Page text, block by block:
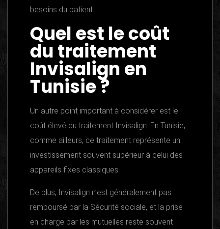
besoins du patient.
Quel est le coût
du traitement
Invisalign en
Tunisie ?
Un autre point important à considérer est le
coût élevé du traitement Invisalign. En Tunisie,
comme ailleurs, ce traitement représente un
investissement souvent supérieur à celui des
appareils fixes classiques.
De plus, Invisalign n’est généralement pas
remboursé par la Sécurité sociale, et la prise
en charge par les mutuelles reste souvent